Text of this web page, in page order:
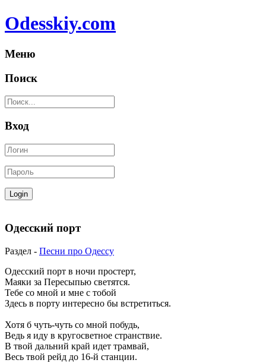
Odesskiy.com
Меню
Поиск
Вход
Одесский порт
Раздел - Песни про Одессу
Одесский порт в ночи простерт,
Маяки за Пересыпью светятся.
Тебе со мной и мне с тобой
Здесь в порту интересно бы встретиться.
Хотя б чуть-чуть со мной побудь,
Ведь я иду в кругосветное странствие.
В твой дальний край идет трамвай,
Весь твой рейд до 16-й станции.